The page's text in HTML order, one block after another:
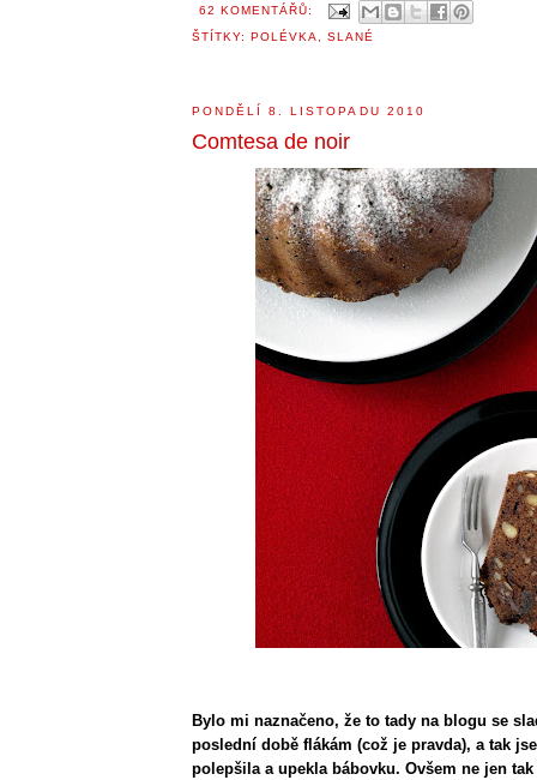
62 KOMENTÁŘŮ:
ŠTÍTKY:POLÉVKA,SLANÉ
PONDĚLÍ 8. LISTOPADU 2010
Comtesa de noir
Bylo mi naznačeno, že to tady na blogu se
poslední době flákám (což je pravda), a tak
polepšila a upekla bábovku. Ovšem ne jen